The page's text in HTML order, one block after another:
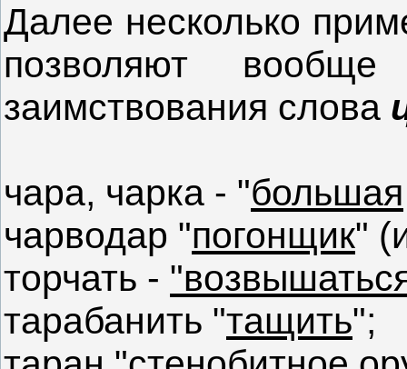
Далее несколько
позволяют
заимствования слова
чара, чарка - "большая
чарводар "погонщик"
торчать -
тарабанить "тащить";